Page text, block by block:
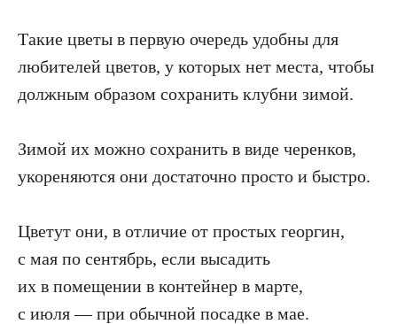
Такие цветы в первую очередь удобны для
любителей цветов, у которых нет места, чтобы
должным образом сохранить клубни зимой.
Зимой их можно сохранить в виде черенков,
укореняются они достаточно просто и быстро.
Цветут они, в отличие от простых георгин,
с мая по сентябрь, если высадить
их в помещении в контейнер в марте,
с июля — при обычной посадке в мае.